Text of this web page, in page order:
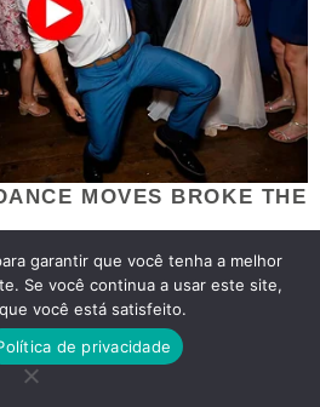
garantir que você tenha a melhor
Se você continua a usar este site,
você está satisfeito.
de privacidade